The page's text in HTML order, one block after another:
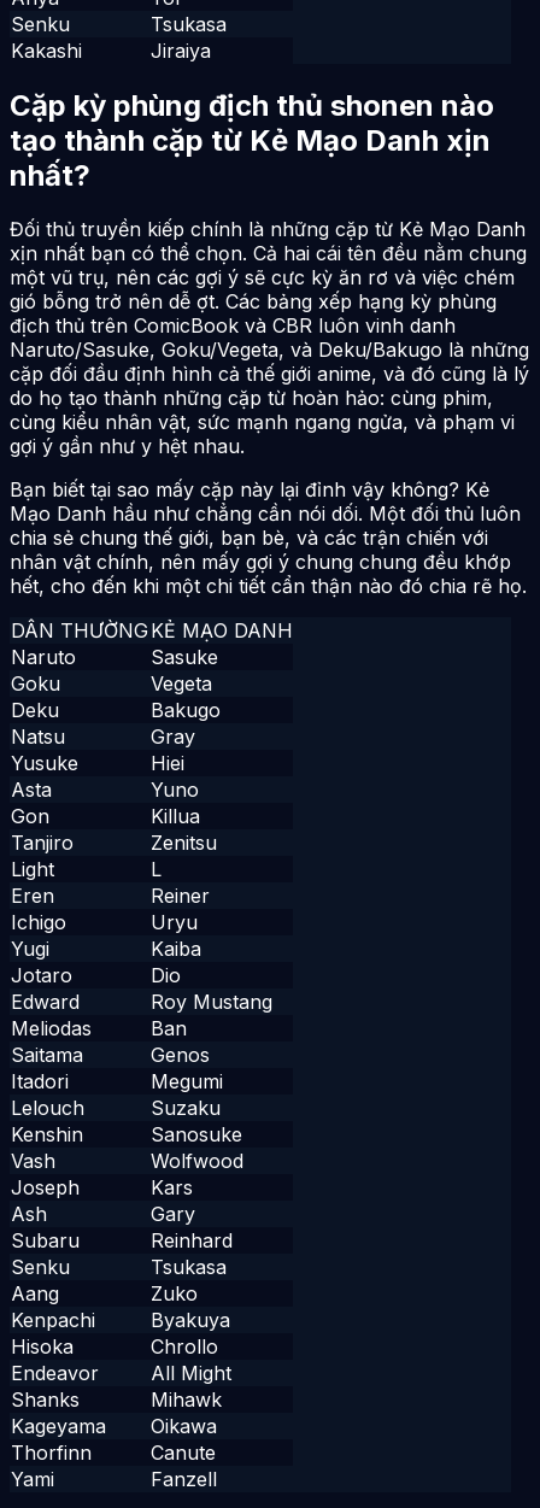
Senku
Tsukasa
Kakashi
Jiraiya
Cặp kỳ phùng địch thủ shonen nào
tạo thành cặp từ Kẻ Mạo Danh xịn
nhất?
Đối thủ truyền kiếp chính là những cặp từ Kẻ Mạo Danh
xịn nhất bạn có thể chọn. Cả hai cái tên đều nằm chung
một vũ trụ, nên các gợi ý sẽ cực kỳ ăn rơ và việc chém
gió bỗng trở nên dễ ợt. Các bảng xếp hạng kỳ phùng
địch thủ trên ComicBook và CBR luôn vinh danh
Naruto/Sasuke, Goku/Vegeta, và Deku/Bakugo là những
cặp đối đầu định hình cả thế giới anime, và đó cũng là lý
do họ tạo thành những cặp từ hoàn hảo: cùng phim,
cùng kiểu nhân vật, sức mạnh ngang ngửa, và phạm vi
gợi ý gần như y hệt nhau.
Bạn biết tại sao mấy cặp này lại đỉnh vậy không? Kẻ
Mạo Danh hầu như chẳng cần nói dối. Một đối thủ luôn
chia sẻ chung thế giới, bạn bè, và các trận chiến với
nhân vật chính, nên mấy gợi ý chung chung đều khớp
hết, cho đến khi một chi tiết cẩn thận nào đó chia rẽ họ.
DÂN THƯỜNGKẺ MẠO DANH
Naruto
Sasuke
Goku
Vegeta
Deku
Bakugo
Natsu
Gray
Yusuke
Hiei
Asta
Yuno
Gon
Killua
Tanjiro
Zenitsu
Light
L
Eren
Reiner
Ichigo
Uryu
Yugi
Kaiba
Jotaro
Dio
Edward
Roy Mustang
Meliodas
Ban
Saitama
Genos
Itadori
Megumi
Lelouch
Suzaku
Kenshin
Sanosuke
Vash
Wolfwood
Joseph
Kars
Ash
Gary
Subaru
Reinhard
Senku
Tsukasa
Aang
Zuko
Kenpachi
Byakuya
Hisoka
Chrollo
Endeavor
All Might
Shanks
Mihawk
Kageyama
Oikawa
Thorfinn
Canute
Yami
Fanzell